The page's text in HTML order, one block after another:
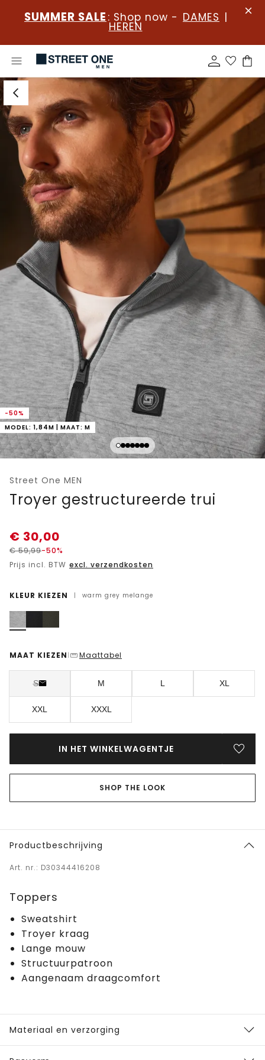
SUMMER SALE : Shop now - DAMES |
HEREN
-50%
MODEL: 1,84M | MAAT: M
Street One MEN
Troyer gestructureerde trui
€ 30,00
€59,99-50%
Prijs incl. BTW excl. verzendkosten
KLEUR KIEZEN | warm grey melange
MAAT KIEZEN | Maattabel
S M L XL
XXL XXXL
IN HET WINKELWAGENTJE
SHOP THE LOOK
Productbeschrijving
Art. nr.: D30344416208
Toppers
Sweatshirt
Troyer kraag
Lange mouw
Structuurpatroon
Aangenaam draagcomfort
Materiaal en verzorging